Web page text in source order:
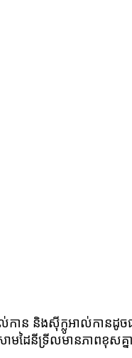
ល់កាន និងស៊ីក្លូអាល់កាន
ោមដៃនីទ្រីលមានភាពខុសគ្